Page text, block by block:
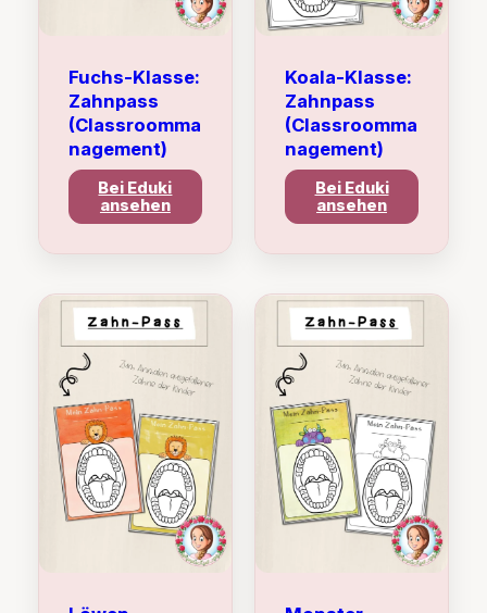
Fuchs-Klasse:
Zahnpass
(Classroomma
nagement)
Bei Eduki
ansehen
Koala-Klasse:
Zahnpass
(Classroomma
nagement)
Bei Eduki
ansehen